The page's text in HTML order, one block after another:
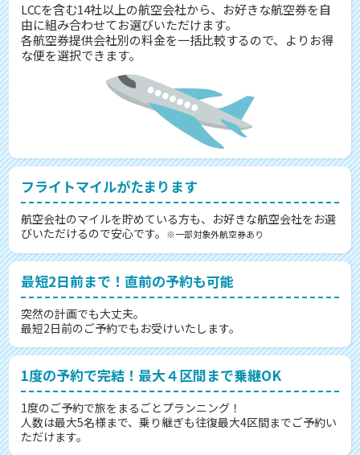
LCCを含む14社以上の航空会社から、お好きな航空券を自
由に組み合わせてお選びいただけます。
各航空券提供会社別の料金を一括比較するので、よりお得
な便を選択できます。
フライトマイルがたまります
航空会社のマイルを貯めている方も、お好きな航空会社をお選
びいただけるので安心です。
※一部対象外航空券あり
最短2日前まで！直前の予約も可能
突然の計画でも大丈夫。
最短2日前のご予約でもお受けいたします。
1度の予約で完結！最大４区間まで乗継OK
1度のご予約で旅をまるごとプランニング！
人数は最大5名様まで、乗り継ぎも往復最大4区間までご予約い
ただけます。